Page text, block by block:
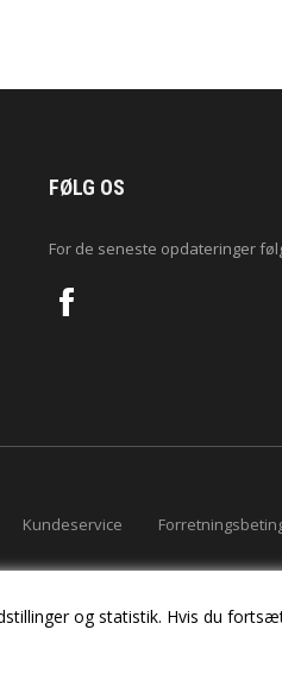
og statistik. Hvis du
FØLG OS
For de seneste opdateringer
Kundeservice